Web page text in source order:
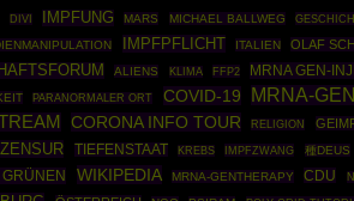
DIVI IMPFUNG MARS MICHAEL BALLWEG
IMPFPFLICHT ITALIEN OLAF
ALIENS KLIMA FFP2 MRNA GEN-
PARANORMALER ORT COVID-19 MRNA-
CORONA INFO TOUR RELIGION
ZENSUR TIEFENSTAAT KREBS IMPFZWANG 種DEUS
GRÜNEN WIKIPEDIA MRNA-GENTHERAPY CDU